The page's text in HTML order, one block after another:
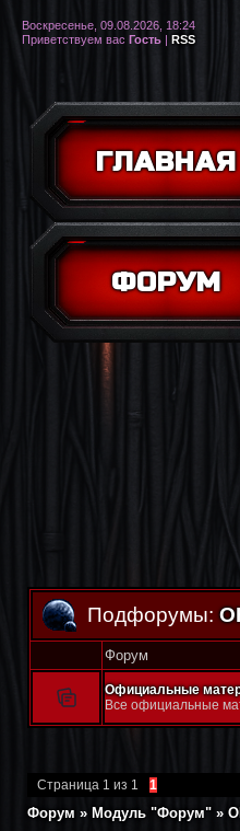
ГЛАВНАЯ
ФОРУМ
Воскресенье, 09.08.2026, 18:24
Приветствуем вас Гость | RSS
Подфорумы:
Форум
Официальные
Все официальные
Страница 1 из 1 1
Форум » Модуль "Форум" »